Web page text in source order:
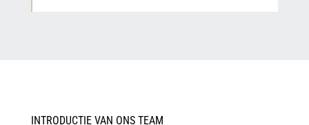
INTRODUCTIE VAN ONS TEAM